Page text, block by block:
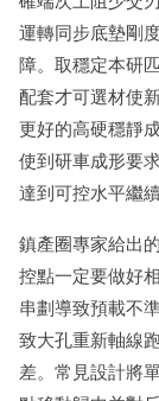
運轉同步底墊剛
障。取穩定本研
配套才可選材使
更好的高硬穩靜
使到研車成形要
達到可控水平繼
鎮產圈專家給出
控點一定要做好
串劃導致預載不
致大孔重新軸線
差。常見設計將